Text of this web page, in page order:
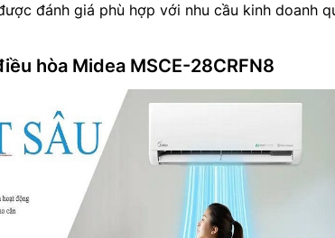
đánh giá phù hợp với nhu cầu kinh doanh
hòa Midea MSCE-28CRFN8